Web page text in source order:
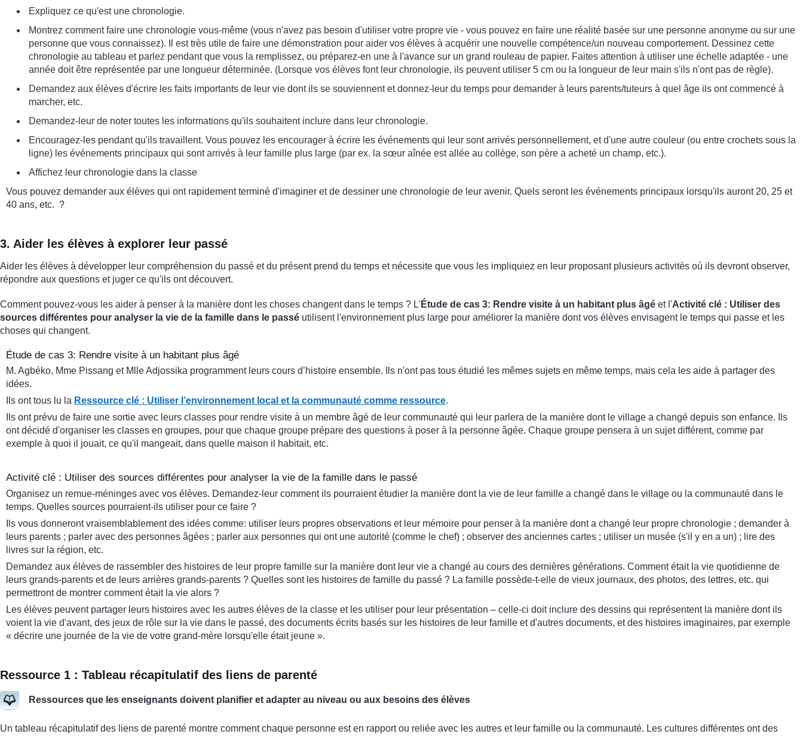
Expliquez ce qu'est une chronologie.
Montrez comment faire une chronologie vous-même (vous n'avez pas besoin d'utiliser votre propre vie - vous pouvez en faire une réalité basée sur une personne anonyme ou sur une
personne que vous connaissez). Il est très utile de faire une démonstration pour aider vos élèves à acquérir une nouvelle compétence/un nouveau comportement. Dessinez cette
chronologie au tableau et parlez pendant que vous la remplissez, ou préparez-en une à l'avance sur un grand rouleau de papier. Faites attention à utiliser une échelle adaptée - une
année doit être représentée par une longueur déterminée. (Lorsque vos élèves font leur chronologie, ils peuvent utiliser 5 cm ou la longueur de leur main s'ils n'ont pas de règle).
Demandez aux élèves d'écrire les faits importants de leur vie dont ils se souviennent et donnez-leur du temps pour demander à leurs parents/tuteurs à quel âge ils ont commencé à
marcher, etc.
Demandez-leur de noter toutes les informations qu'ils souhaitent inclure dans leur chronologie.
Encouragez-les pendant qu'ils travaillent. Vous pouvez les encourager à écrire les événements qui leur sont arrivés personnellement, et d'une autre couleur (ou entre crochets sous la
ligne) les événements principaux qui sont arrivés à leur famille plus large (par ex. la sœur aînée est allée au collège, son père a acheté un champ, etc.).
Affichez leur chronologie dans la classe
Vous pouvez demander aux élèves qui ont rapidement terminé d'imaginer et de dessiner une chronologie de leur avenir. Quels seront les événements principaux lorsqu'ils auront 20, 25 et
40 ans, etc. ?
3. Aider les élèves à explorer leur passé
Aider les élèves à développer leur compréhension du passé et du présent prend du temps et nécessite que vous les impliquiez en leur proposant plusieurs activités où ils devront observer,
répondre aux questions et juger ce qu'ils ont découvert.
Comment pouvez-vous les aider à penser à la manière dont les choses changent dans le temps ? L'Étude de cas 3: Rendre visite à un habitant plus âgé et l'Activité clé : Utiliser des
sources différentes pour analyser la vie de la famille dans le passé utilisent l'environnement plus large pour améliorer la manière dont vos élèves envisagent le temps qui passe et les
choses qui changent.
Étude de cas 3: Rendre visite à un habitant plus âgé
M. Agbéko, Mme Pissang et Mlle Adjossika programment leurs cours d’histoire ensemble. Ils n'ont pas tous étudié les mêmes sujets en même temps, mais cela les aide à partager des
idées.
Ils ont tous lu la Ressource clé : Utiliser l’environnement local et la communauté comme ressource.
Ils ont prévu de faire une sortie avec leurs classes pour rendre visite à un membre âgé de leur communauté qui leur parlera de la manière dont le village a changé depuis son enfance. Ils
ont décidé d'organiser les classes en groupes, pour que chaque groupe prépare des questions à poser à la personne âgée. Chaque groupe pensera à un sujet différent, comme par
exemple à quoi il jouait, ce qu'il mangeait, dans quelle maison il habitait, etc.
Activité clé : Utiliser des sources différentes pour analyser la vie de la famille dans le passé
Organisez un remue-méninges avec vos élèves. Demandez-leur comment ils pourraient étudier la manière dont la vie de leur famille a changé dans le village ou la communauté dans le
temps. Quelles sources pourraient-ils utiliser pour ce faire ?
Ils vous donneront vraisemblablement des idées comme: utiliser leurs propres observations et leur mémoire pour penser à la manière dont a changé leur propre chronologie ; demander à
leurs parents ; parler avec des personnes âgées ; parler aux personnes qui ont une autorité (comme le chef) ; observer des anciennes cartes ; utiliser un musée (s'il y en a un) ; lire des
livres sur la région, etc.
Demandez aux élèves de rassembler des histoires de leur propre famille sur la manière dont leur vie a changé au cours des dernières générations. Comment était la vie quotidienne de
leurs grands-parents et de leurs arrières grands-parents ? Quelles sont les histoires de famille du passé ? La famille possède-t-elle de vieux journaux, des photos, des lettres, etc. qui
permettront de montrer comment était la vie alors ?
Les élèves peuvent partager leurs histoires avec les autres élèves de la classe et les utiliser pour leur présentation – celle-ci doit inclure des dessins qui représentent la manière dont ils
voient la vie d'avant, des jeux de rôle sur la vie dans le passé, des documents écrits basés sur les histoires de leur famille et d'autres documents, et des histoires imaginaires, par exemple
« décrire une journée de la vie de votre grand-mère lorsqu'elle était jeune ».
Ressource 1 : Tableau récapitulatif des liens de parenté
Ressources que les enseignants doivent planifier et adapter au niveau ou aux besoins des élèves
Un tableau récapitulatif des liens de parenté montre comment chaque personne est en rapport ou reliée avec les autres et leur famille ou la communauté. Les cultures différentes ont des